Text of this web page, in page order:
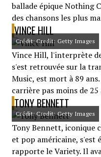
ballade épique Nothing
des chansons les plus
VINCE HILL
Crédit: Credit: Getty Images
Vince Hill, l'interprète
s'est retrouvée sur la
Music, est mort à 89
carrière pas moins de 25
TONY BENNETT
Crédit: Credit: Getty Images
Tony Bennett, iconique
et pop américaine, s'est
rapporte le Variety. Il